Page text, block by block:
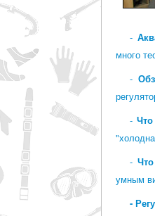
-
много
-
-
-
умным
-